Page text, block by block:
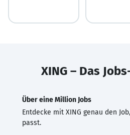
XING – Das
Über eine Million Jobs
Entdecke mit XING genau den
passt.